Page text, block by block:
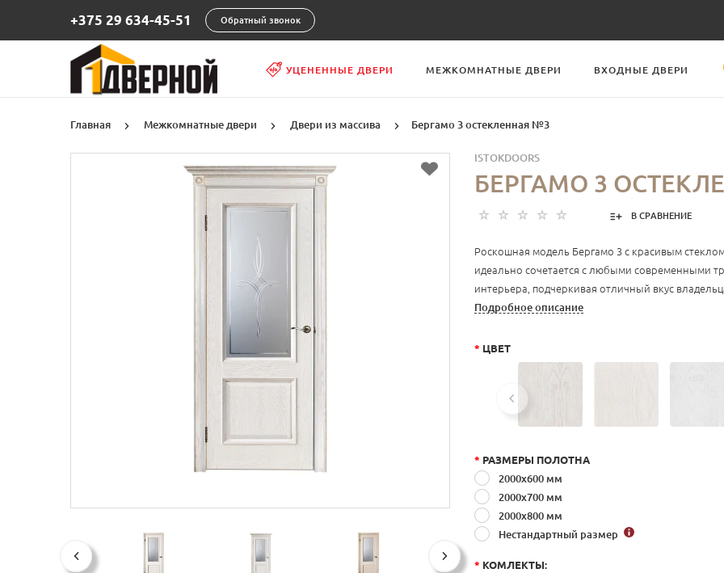
+375 29 634-45-51 Обратный звонок
УЦЕНЕННЫЕ ДВЕРИ МЕЖКОМНАТНЫЕ ДВЕРИ ВХОДНЫЕ ДВЕРИ
Главная Межкомнатные двери Двери из массива Бергамо 3 остекленная №3
ISTOKDOORS
БЕРГАМО 3
В СРАВНЕНИЕ
Роскошная модель Бергамо 3 с красивым
идеально сочетается с любыми современными
интерьера, подчеркивая отличный вкус
Подробное описание
* ЦВЕТ
* РАЗМЕРЫ ПОЛОТНА
2000x600 мм
2000x700 мм
2000x800 мм
Нестандартный размер
* КОМЛЕКТЫ: